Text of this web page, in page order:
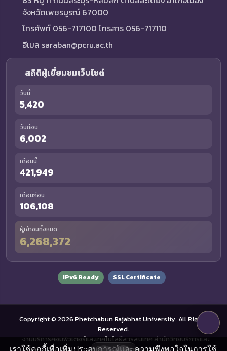
จังหวัดเพชรบูรณ์ 67000
โทรศัพท์ 056-717100 โทรสาร 056-717110
อีเมล saraban@pcru.ac.th
สถิติผู้เยี่ยมชมเว็บไซต์
วันนี้
5,420
วันก่อน
6,002
เดือนนี้
421,949
เดือนก่อน
106,108
ผู้เข้าชมทั้งหมด
6,268,372
IPv6 Ready SSL Certificate
Copyright © 2026 Phetchabun Rajabhat University. All Rights
Reserved.
งานบริการคอมพิวเตอร์และเทคโนโลยีสารสนเทศ สำนักวิทยบริการและ